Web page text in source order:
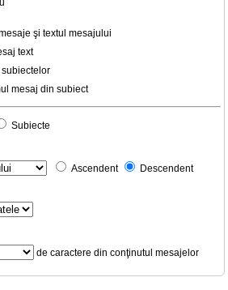
şi textul mesajului
text
subiectelor
mesaj din subiect
Subiecte
Ascendent Descendent
de caractere din conţinutul mesajelor